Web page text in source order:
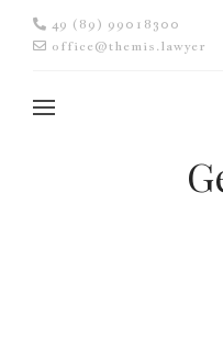
49 (89) 99018300
office@themis.lawyer